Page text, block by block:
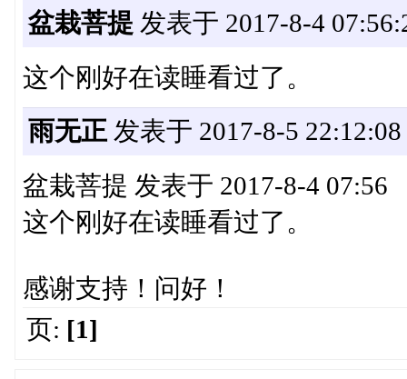
盆栽菩提 发表于 2017-8-4
这个刚好在读睡看过了。
雨无正发表于 2017-8-5 22:12:08
盆栽菩提 发表于 2017-8-4 07:56
这个刚好在读睡看过了。
感谢支持！问好！
页: [1]